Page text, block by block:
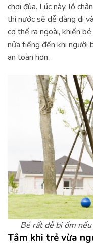
chơi đùa. Lúc này, lỗ
thì nước sẽ dễ dàng đi
cơ thể ra ngoài, khiến
nửa tiếng đến khi người
an toàn hơn.
Bé rất dễ bị ốm
Tắm khi trẻ vừa